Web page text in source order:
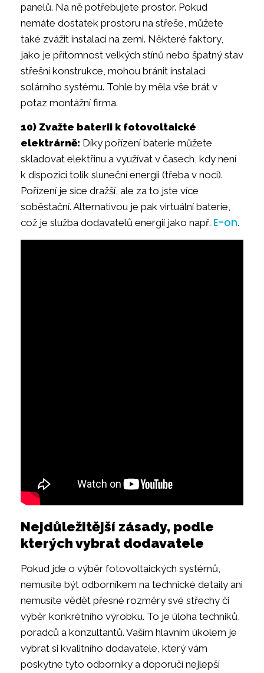
panelů. Na ně potřebujete prostor. Pokud
nemáte dostatek prostoru na střeše, můžete
také zvážit instalaci na zemi. Některé faktory,
jako je přítomnost velkých stínů nebo špatný stav
střešní konstrukce, mohou bránit instalaci
solárního systému. Tohle by měla vše brát v
potaz montážní firma.
10) Zvažte baterii k fotovoltaické
elektrárně: Díky pořízení baterie můžete
skladovat elektřinu a využívat v časech, kdy není
k dispozici tolik sluneční energii (třeba v noci).
Pořízení je sice dražší, ale za to jste více
soběstační. Alternativou je pak virtuální baterie,
což je služba dodavatelů energií jako např. E-on.
Nejdůležitější zásady, podle
kterých vybrat dodavatele
Pokud jde o výběr fotovoltaických systémů,
nemusíte být odborníkem na technické detaily ani
nemusíte vědět přesné rozměry své střechy či
výběr konkrétního výrobku. To je úloha techniků,
poradců a konzultantů. Vaším hlavním úkolem je
vybrat si kvalitního dodavatele, který vám
poskytne tyto odborníky a doporučí nejlepší